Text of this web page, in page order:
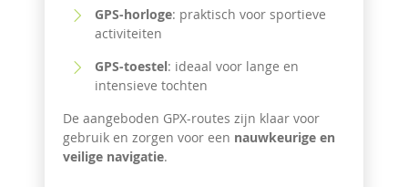
GPS-horloge: praktisch voor sportieve
activiteiten
GPS-toestel: ideaal voor lange en
intensieve tochten
De aangeboden GPX-routes zijn klaar voor
gebruik en zorgen voor een nauwkeurige en
veilige navigatie.